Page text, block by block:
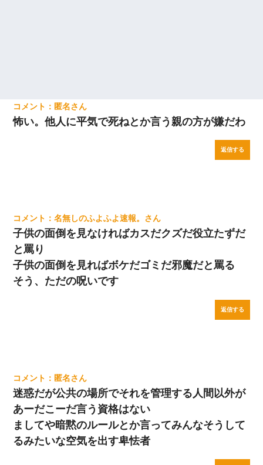
匿名
怖い。他人に平気で死ねとか言う親の方が嫌だわ
返信する
名無しのふよふよ速報。
子供の面倒を見なければカスだクズだ役立たずだ
と罵り
子供の面倒を見ればボケだゴミだ邪魔だと罵る
そう、ただの呪いです
返信する
匿名
迷惑だが公共の場所でそれを管理する人間以外が
あーだこーだ言う資格はない
ましてや暗黙のルールとか言ってみんなそうして
るみたいな空気を出す卑怯者